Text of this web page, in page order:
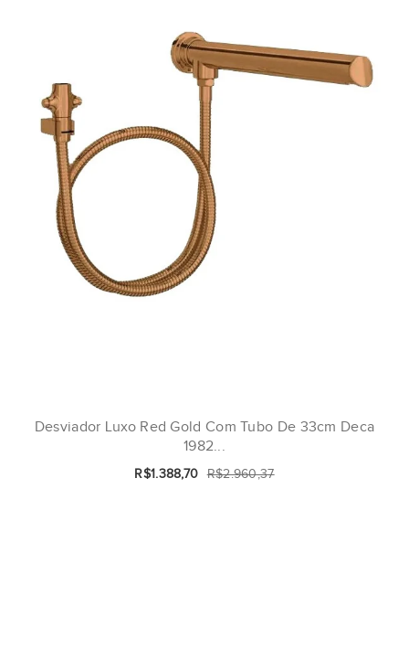
Desviador Luxo Red Gold Com Tubo De 33cm Deca
1982...
R$1.388,70 R$2.960,37